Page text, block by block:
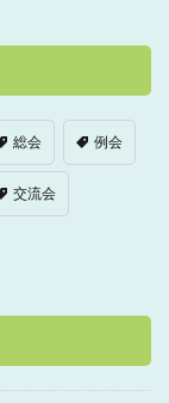
総会 例会
交流会